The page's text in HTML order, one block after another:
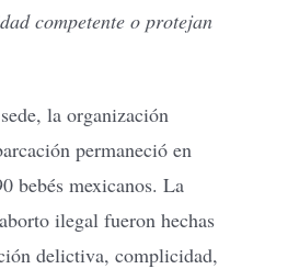
competente o protejan
la organización
permaneció en
bebés mexicanos. La
ilegal fueron hechas
delictiva, complicidad,